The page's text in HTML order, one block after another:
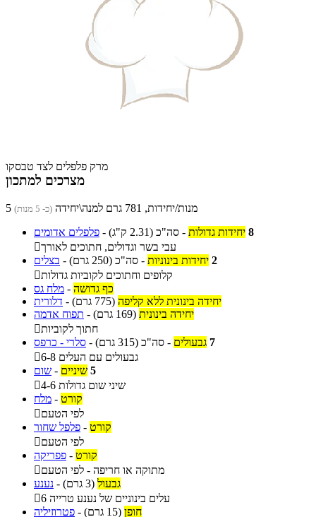
מרק פלפלים לצד טבסקו
מצרכים למתכון
5 מנות/יחידות, 781 גרם למנה\יחידה (כ- 5 מנות)
פלפלים אדומים - 8 יחידות גדולות - סה"כ (2.31 ק"ג)
עבי בשר וגדולים, חתוכים לאורך
בצלים - 2 יחידות בינוניות - סה"כ (250 גרם)
קלופים וחתוכים לקוביות גדולות
מלח גס - כף גדושה
דלורית - יחידה בינונית ללא קליפה (775 גרם)
תפוח אדמה - יחידה בינונית (169 גרם)
חתוך לקוביות
סלרי - כרפס - 7 גבעולים - סה"כ (315 גרם)

6-8 גבעולים עם העלים
שום - 5 שיניים

4-6 שיני שום גדולות
מלח - קורט
לפי הטעם
פלפל שחור - קורט
לפי הטעם
פפריקה - קורט
מתוקה או חריפה - לפי הטעם
נענע - גבעול (3 גרם)

6 עלים בינוניים של נענע טרייה
פטרוזיליה - חופן (15 גרם)